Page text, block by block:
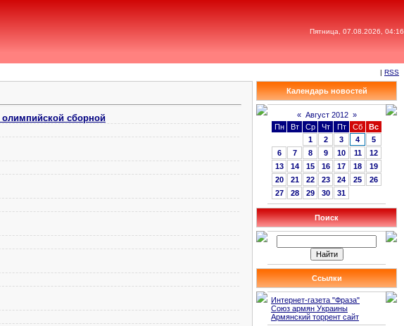
Пятница, 07.08.2026, 04:16
| RSS
сборной
Календарь новостей
« Август 2012 »
Пн
Вт Ср Чт Пт Сб
Вс
1
2 3 4
5
6
7 8 9 10 11
12
13
14 15 16 17 18
19
20
21 22 23 24 25
26
27
28 29 30 31
Поиск
Ссылки
Интернет-газета "Фраза"
Союз армян Украины
Армянский торрент сайт